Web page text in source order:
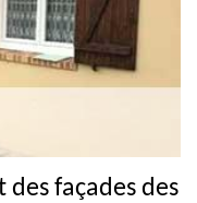
des façades des